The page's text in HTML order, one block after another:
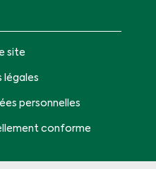
site
légales
personnelles
conforme